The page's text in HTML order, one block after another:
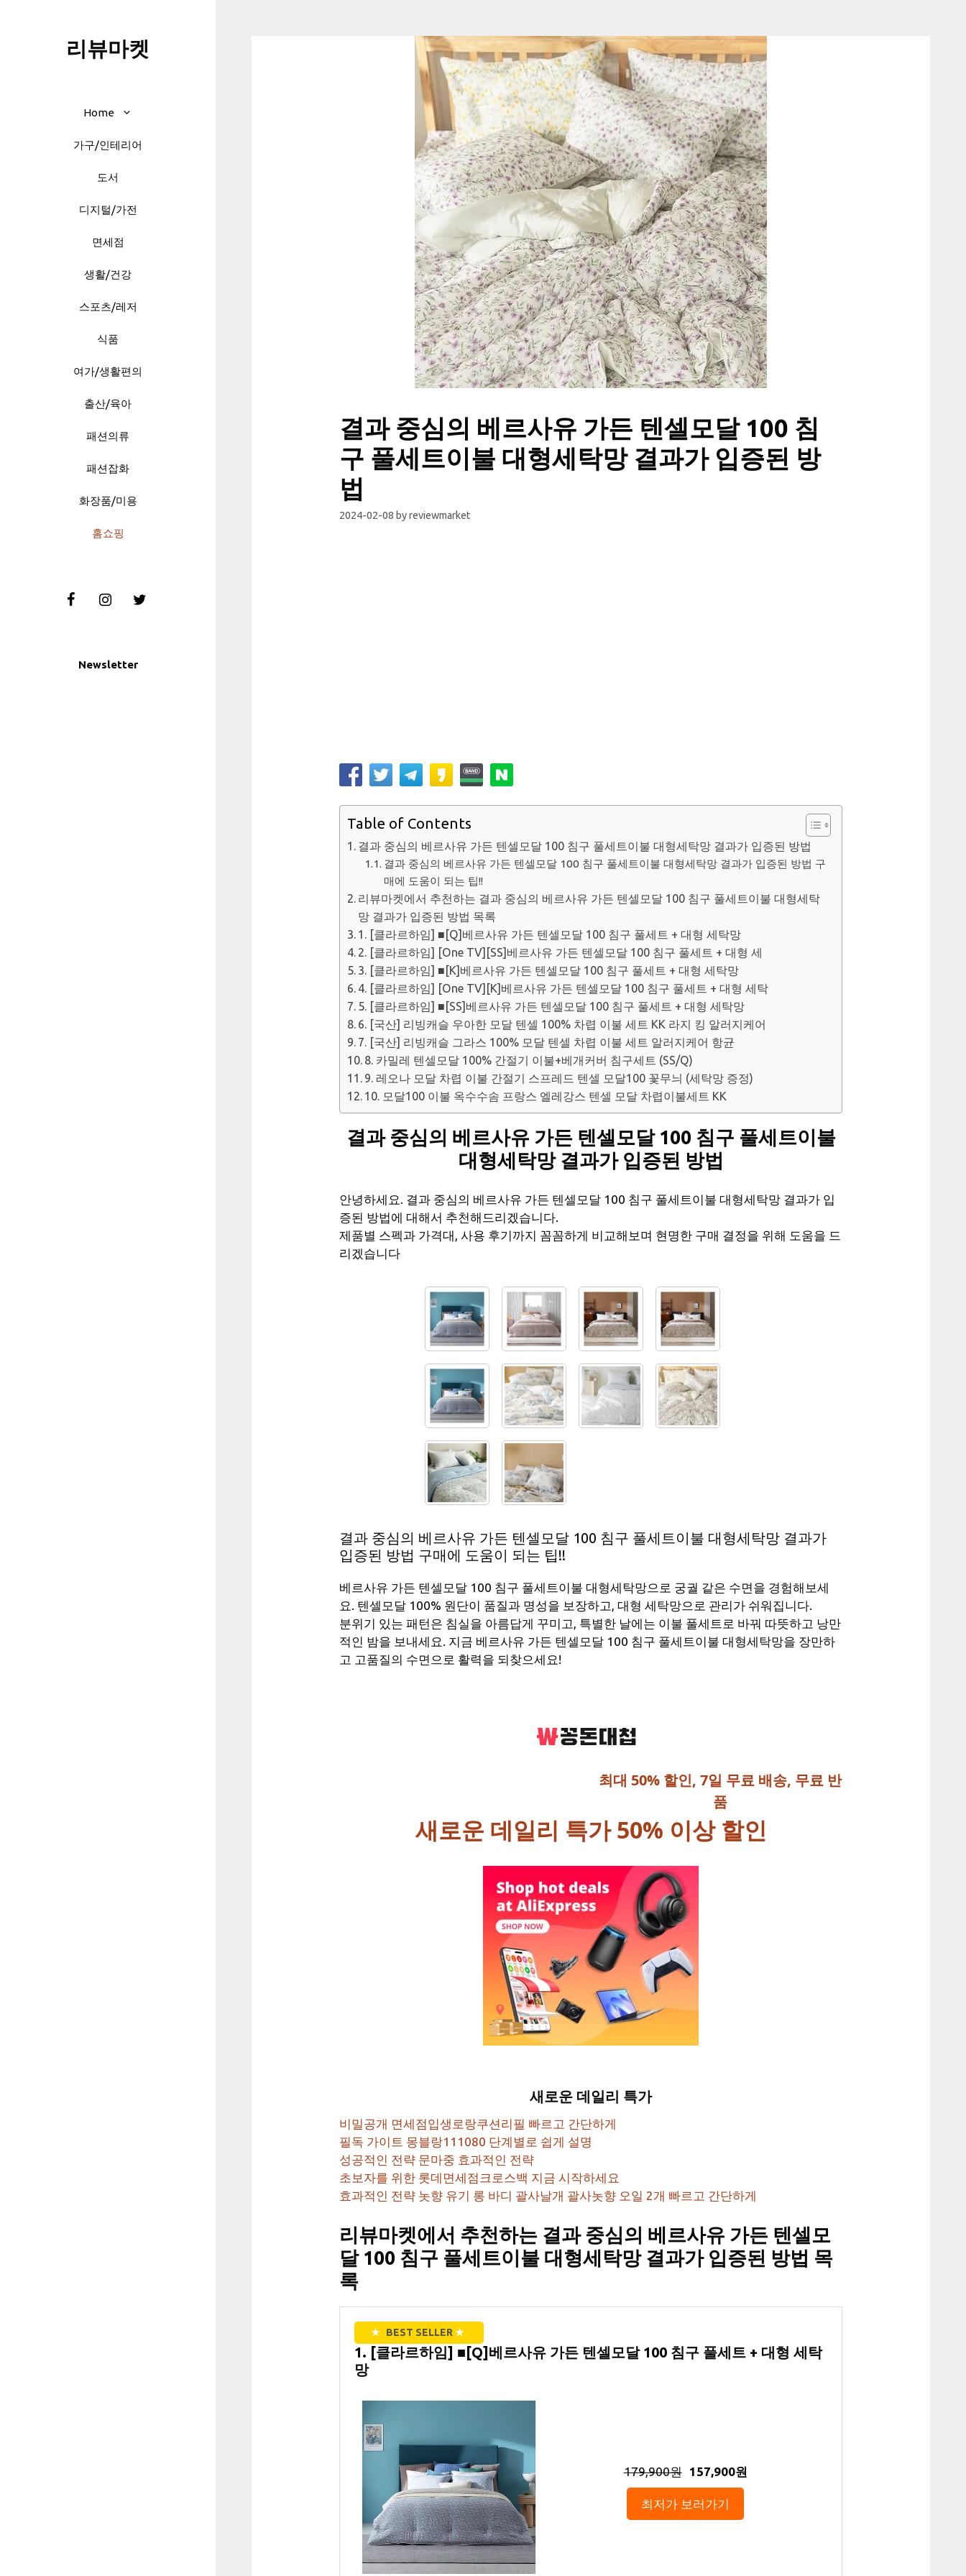
리뷰마켓
Home
가구/인테리어
도서
디지털/가전
면세점
생활/건강
스포츠/레저
식품
여가/생활편의
출산/육아
패션의류
패션잡화
화장품/미용
홈쇼핑
Newsletter
결과 중심의 베르사유 가든 텐셀모달 100 침
구 풀세트이불 대형세탁망 결과가 입증된 방
법
2024-02-08 byreviewmarket
Table of Contents
결과 중심의 베르사유 가든 텐셀모달 100 침구 풀세트이불 대형세탁망 결과가 입증된 방법
결과 중심의 베르사유 가든 텐셀모달 100 침구 풀세트이불 대형세탁망 결과가 입증된 방법 구
매에 도움이 되는 팁!!
리뷰마켓에서 추천하는 결과 중심의 베르사유 가든 텐셀모달 100 침구 풀세트이불 대형세탁
망 결과가 입증된 방법 목록
1. [클라르하임] ■[Q]베르사유 가든 텐셀모달 100 침구 풀세트 + 대형 세탁망
2. [클라르하임] [One TV][SS]베르사유 가든 텐셀모달 100 침구 풀세트 + 대형 세
3. [클라르하임] ■[K]베르사유 가든 텐셀모달 100 침구 풀세트 + 대형 세탁망
4. [클라르하임] [One TV][K]베르사유 가든 텐셀모달 100 침구 풀세트 + 대형 세탁
5. [클라르하임] ■[SS]베르사유 가든 텐셀모달 100 침구 풀세트 + 대형 세탁망
6. [국산] 리빙캐슬 우아한 모달 텐셀 100% 차렵 이불 세트 KK 라지 킹 알러지케어
7. [국산] 리빙캐슬 그라스 100% 모달 텐셀 차렵 이불 세트 알러지케어 항균
8. 카밀레 텐셀모달 100% 간절기 이불+베개커버 침구세트 (SS/Q)
9. 레오나 모달 차렵 이불 간절기 스프레드 텐셀 모달100 꽃무늬 (세탁망 증정)
10. 모달100 이불 옥수수솜 프랑스 엘레강스 텐셀 모달 차렵이불세트 KK
결과 중심의 베르사유 가든 텐셀모달 100 침구 풀세트이불
대형세탁망 결과가 입증된 방법
안녕하세요. 결과 중심의 베르사유 가든 텐셀모달 100 침구 풀세트이불 대형세탁망 결과가 입
증된 방법에 대해서 추천해드리겠습니다.
제품별 스펙과 가격대, 사용 후기까지 꼼꼼하게 비교해보며 현명한 구매 결정을 위해 도움을 드
리겠습니다
결과 중심의 베르사유 가든 텐셀모달 100 침구 풀세트이불 대형세탁망 결과가
입증된 방법 구매에 도움이 되는 팁!!
베르사유 가든 텐셀모달 100 침구 풀세트이불 대형세탁망으로 궁궐 같은 수면을 경험해보세
요. 텐셀모달 100% 원단이 품질과 명성을 보장하고, 대형 세탁망으로 관리가 쉬워집니다.
분위기 있는 패턴은 침실을 아름답게 꾸미고, 특별한 날에는 이불 풀세트로 바꿔 따뜻하고 낭만
적인 밤을 보내세요. 지금 베르사유 가든 텐셀모달 100 침구 풀세트이불 대형세탁망을 장만하
고 고품질의 수면으로 활력을 되찾으세요!
최대 50% 할인, 7일 무료 배송, 무료 반
품
새로운 데일리 특가 50% 이상 할인
새로운 데일리 특가
비밀공개 면세점입생로랑쿠션리필 빠르고 간단하게
필독 가이트 몽블랑111080 단계별로 쉽게 설명
성공적인 전략 문마중 효과적인 전략
초보자를 위한 롯데면세점크로스백 지금 시작하세요
효과적인 전략 놋향 유기 롱 바디 괄사날개 괄사놋향 오일 2개 빠르고 간단하게
리뷰마켓에서 추천하는 결과 중심의 베르사유 가든 텐셀모
달 100 침구 풀세트이불 대형세탁망 결과가 입증된 방법 목
록
★ BEST SELLER ★
1. [클라르하임] ■[Q]베르사유 가든 텐셀모달 100 침구 풀세트 + 대형 세탁
망
179,900원 157,900원
최저가 보러가기